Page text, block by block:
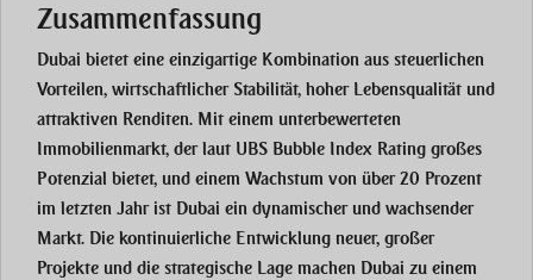
Zusammenfassung
Dubai bietet eine einzigartige Kombination aus steuerlichen
Vorteilen, wirtschaftlicher Stabilität, hoher Lebensqualität und
attraktiven Renditen. Mit einem unterbewerteten
Immobilienmarkt, der laut UBS Bubble Index Rating großes
Potenzial bietet, und einem Wachstum von über 20 Prozent
im letzten Jahr ist Dubai ein dynamischer und wachsender
Markt. Die kontinuierliche Entwicklung neuer, großer
Projekte und die strategische Lage machen Dubai zu einem